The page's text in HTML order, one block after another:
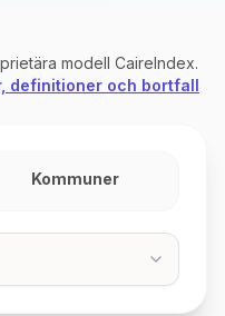
modell CaireIndex.
definitioner och bortfall
Kommuner